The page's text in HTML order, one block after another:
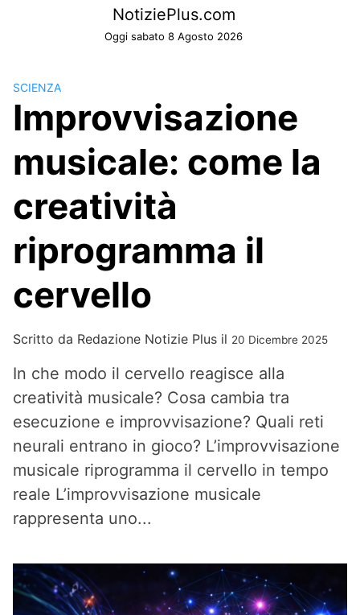
NotiziePlus.com
Oggi sabato 8 Agosto 2026
SCIENZA
Improvvisazione
musicale: come la
creatività
riprogramma il
cervello
Scritto da Redazione Notizie Plus il 20 Dicembre 2025
In che modo il cervello reagisce alla
creatività musicale? Cosa cambia tra
esecuzione e improvvisazione? Quali reti
neurali entrano in gioco? L’improvvisazione
musicale riprogramma il cervello in tempo
reale L’improvvisazione musicale
rappresenta uno...